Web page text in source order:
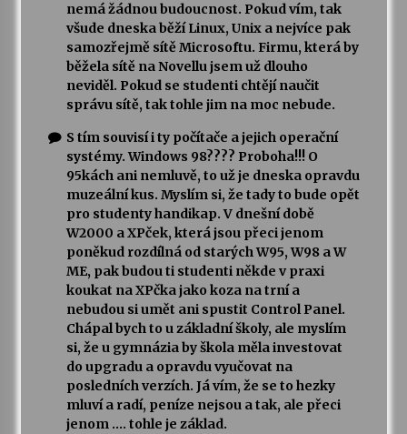
nemá žádnou budoucnost. Pokud vím, tak
všude dneska běží Linux, Unix a nejvíce pak
samozřejmě sítě Microsoftu. Firmu, která by
běžela sítě na Novellu jsem už dlouho
neviděl. Pokud se studenti chtějí naučit
správu sítě, tak tohle jim na moc nebude.
S tím souvisí i ty počítače a jejich operační
systémy. Windows 98???? Proboha!!! O
95kách ani nemluvě, to už je dneska opravdu
muzeální kus. Myslím si, že tady to bude opět
pro studenty handikap. V dnešní době
W2000 a XPček, která jsou přeci jenom
poněkud rozdílná od starých W95, W98 a W
ME, pak budou ti studenti někde v praxi
koukat na XPčka jako koza na trní a
nebudou si umět ani spustit Control Panel.
Chápal bych to u základní školy, ale myslím
si, že u gymnázia by škola měla investovat
do upgradu a opravdu vyučovat na
posledních verzích. Já vím, že se to hezky
mluví a radí, peníze nejsou a tak, ale přeci
jenom …. tohle je základ.